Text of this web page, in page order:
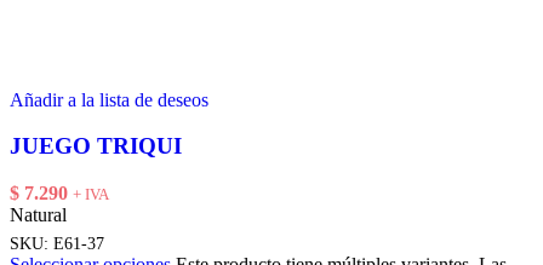
Añadir a la lista de deseos
JUEGO TRIQUI
$ 7.290 + IVA
Natural
SKU: E61-37